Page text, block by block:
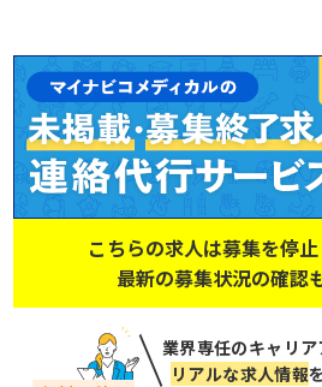
こちらの求人は募集を停止
最新の募集状況の確認
業界専任のキャリ
リアルな求人情報